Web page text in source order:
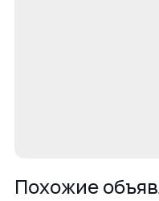
Похожие